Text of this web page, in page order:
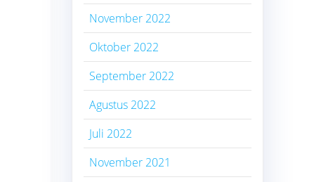
November 2022
Oktober 2022
September 2022
Agustus 2022
Juli 2022
November 2021